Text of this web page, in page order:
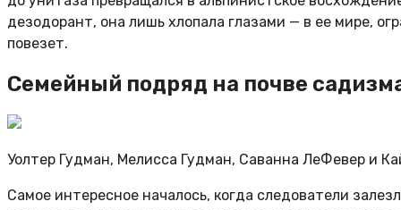
дезодорант, она лишь хлопала глазами — в ее мире,
повезет.
Семейный подряд на почве
Уолтер Гудман, Мелисса Гудман, Саванна ЛеФевер и
Самое интересное началось, когда следователи